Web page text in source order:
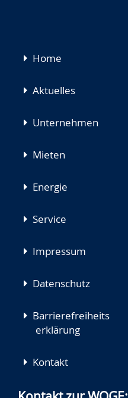
Navigation
Home
Aktuelles
Unternehmen
Mieten
Energie
Service
Impressum
Datenschutz
Barrierefreiheits
erklärung
Kontakt